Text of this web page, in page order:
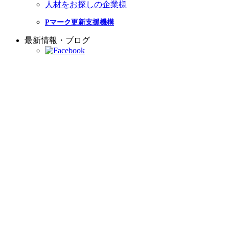
人材をお探しの企業様
Pマーク更新支援機構
最新情報・ブログ